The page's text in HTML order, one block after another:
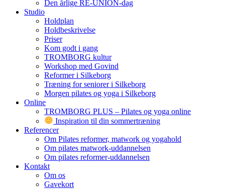
Den årlige RE-UNION-dag
Studio
Holdplan
Holdbeskrivelse
Priser
Kom godt i gang
TROMBORG kultur
Workshop med Govind
Reformer i Silkeborg
Træning for seniorer i Silkeborg
Morgen pilates og yoga i Silkeborg
Online
TROMBORG PLUS – Pilates og yoga online
Inspiration til din sommertræning
Referencer
Om Pilates reformer, matwork og yogahold
Om pilates matwork-uddannelsen
Om pilates reformer-uddannelsen
Kontakt
Om os
Gavekort